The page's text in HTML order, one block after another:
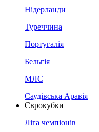
Нідерланди
Туреччина
Португалія
Бельгія
МЛС
Саудівська Аравія
Єврокубки
Ліга чемпіонів